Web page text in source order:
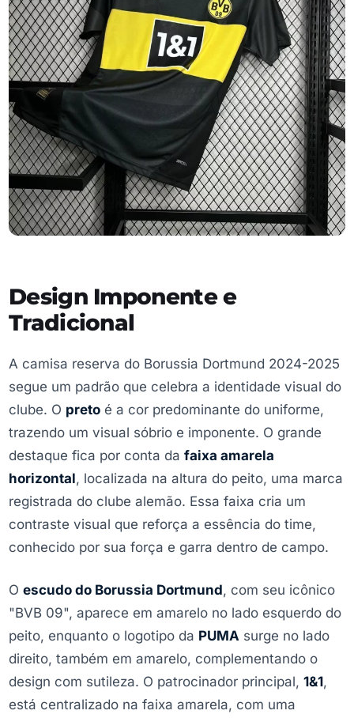
Design Imponente e
Tradicional
A camisa reserva do Borussia Dortmund 2024-2025
segue um padrão que celebra a identidade visual do
clube. O preto é a cor predominante do uniforme,
trazendo um visual sóbrio e imponente. O grande
destaque fica por conta da faixa amarela
horizontal, localizada na altura do peito, uma marca
registrada do clube alemão. Essa faixa cria um
contraste visual que reforça a essência do time,
conhecido por sua força e garra dentro de campo.
O escudo do Borussia Dortmund, com seu icônico
"BVB 09", aparece em amarelo no lado esquerdo do
peito, enquanto o logotipo da PUMA surge no lado
direito, também em amarelo, complementando o
design com sutileza. O patrocinador principal, 1&1,
está centralizado na faixa amarela, com uma